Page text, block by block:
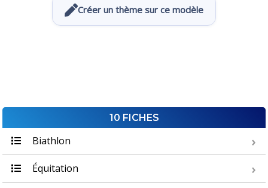
Créer un thème sur ce modèle
10 FICHES
Biathlon
Équitation